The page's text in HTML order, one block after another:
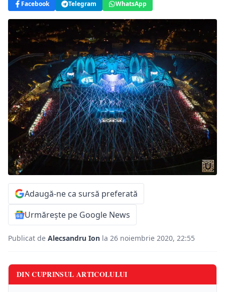
Facebook Telegram WhatsApp
Adaugă-ne ca sursă preferată
Urmărește pe Google News
Publicat de Alecsandru Ion la 26 noiembrie 2020, 22:55
DIN CUPRINSUL ARTICOLULUI